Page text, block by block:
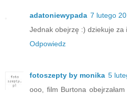
adatoniewypada 7 lutego
Jednak obejrzę :) dziekuje za
Odpowiedz
fotoszepty by monika 5
ooo, film Burtona